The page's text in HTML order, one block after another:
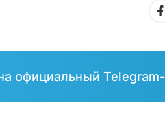
официальный